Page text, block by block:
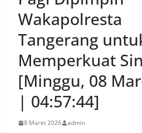
Wakapolresta
Tangerang
Memperkuat
[Minggu, 08
| 04:57:44]
8 Maret 2026 admin